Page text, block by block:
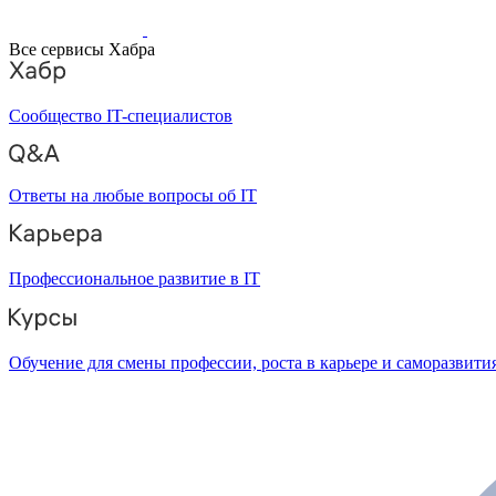
Все сервисы Хабра
Сообщество IT-специалистов
Ответы на любые вопросы об IT
Профессиональное развитие в IT
Обучение для смены профессии, роста в карьере и